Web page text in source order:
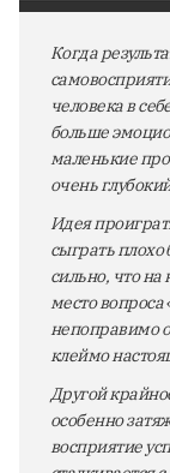
Когда
человека в
больше
маленькие
очень
Идея
сыграть плохо
сильно, что на
место вопроса
непоправимо
клеймо
Другой
особенно
восприятие